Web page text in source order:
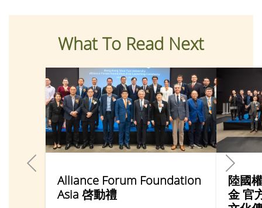
What To Read Next
Alliance Forum Foundation
Asia 啓動禮
陸國
金 官